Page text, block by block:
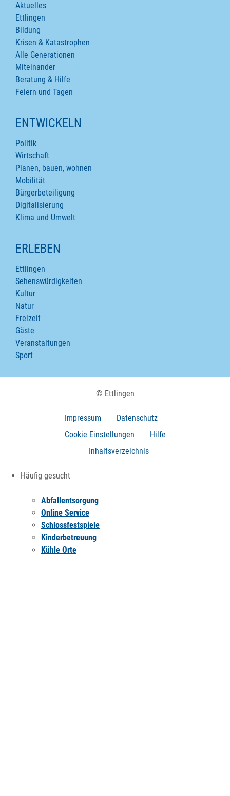
Aktuelles
Ettlingen
Bildung
Krisen & Katastrophen
Alle Generationen
Miteinander
Beratung & Hilfe
Feiern und Tagen
ENTWICKELN
Politik
Wirtschaft
Planen, bauen, wohnen
Mobilität
Bürgerbeteiligung
Digitalisierung
Klima und Umwelt
ERLEBEN
Ettlingen
Sehenswürdigkeiten
Kultur
Natur
Freizeit
Gäste
Veranstaltungen
Sport
© Ettlingen
Impressum
Datenschutz
Cookie Einstellungen
Hilfe
Inhaltsverzeichnis
Häufig gesucht
Abfallentsorgung
Online Service
Schlossfestspiele
Kinderbetreuung
Kühle Orte